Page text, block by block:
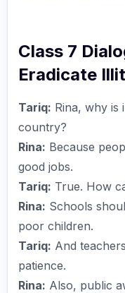
Class 7
Eradicate
Tariq: Rina, why is
country?
Rina: Because
good jobs.
Tariq: True. How
Rina: Schools
poor children.
Tariq: And
patience.
Rina: Also, public